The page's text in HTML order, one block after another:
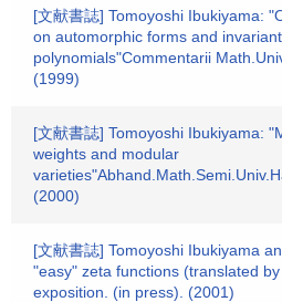
[文献書誌] Tomoyoshi Ibukiyama:
on automorphic forms and
polynomials"Commentarii
(1999)
[文献書誌] Tomoyoshi Ibukiyama:
weights and modular
(2000)
[文献書誌] Tomoyoshi Ibukiyama
"easy" zeta functions (translated
exposition. (in press). (2001)